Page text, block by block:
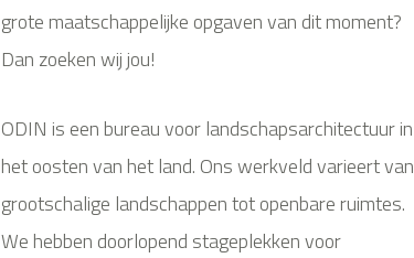
grote maatschappelijke opgaven van dit moment?
Dan zoeken wij jou!
ODIN is een bureau voor landschapsarchitectuur in
het oosten van het land. Ons werkveld varieert van
grootschalige landschappen tot openbare ruimtes.
We hebben doorlopend stageplekken voor